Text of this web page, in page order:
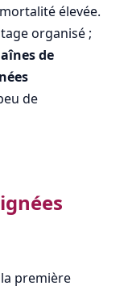
élevée.
organisé ;
de
de
la première